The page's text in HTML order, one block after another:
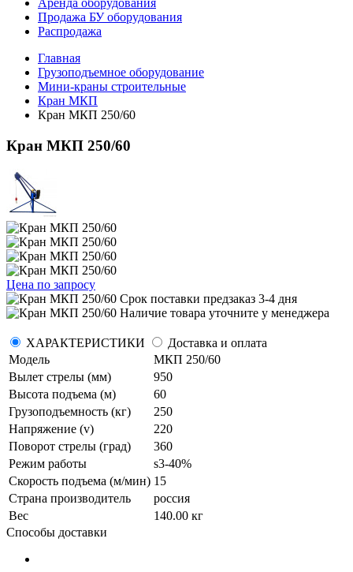
Аренда оборудования
Продажа БУ оборудования
Распродажа
Главная
Грузоподъемное оборудование
Мини-краны строительные
Кран МКП
Кран МКП 250/60
Кран МКП 250/60
Цена по запросу
Срок поставки предзаказ 3-4 дня
Наличие товара уточните у менеджера
ХАРАКТЕРИСТИКИ
Доставка и оплата
Модель
МКП 250/60
Вылет стрелы (мм)
950
Высота подъема (м)
60
Грузоподъемность (кг)
250
Напряжение (v)
220
Поворот стрелы (град)
360
Режим работы
s3-40%
Скорость подъема (м/мин) 15
Страна производитель
россия
Вес
140.00 кг
Способы доставки